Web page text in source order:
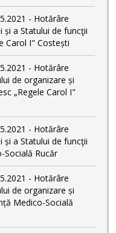
- Hotărâre
și a Statului de funcţii
Carol I" Costești
- Hotărâre
de organizare și
„Regele Carol I"
- Hotărâre
și a Statului de funcţii
Socială Rucăr
- Hotărâre
de organizare și
Medico-Socială